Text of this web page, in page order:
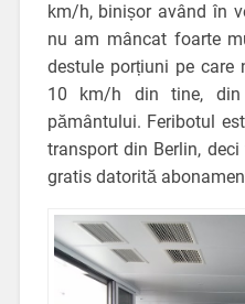
km/h, binișor având în
nu am mâncat foarte
destule porțiuni pe
10 km/h din tine, din
pământului. Feribotul
transport din Berlin,
gratis datorită